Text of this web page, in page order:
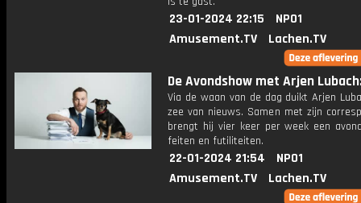
23-01-2024 22:15
NPO1
Amusement.TV
Lachen.TV
De Avondshow met Arjen
Via de waan van de dag duikt Arjen
zee van nieuws. Samen met zijn
brengt hij vier keer per week een
feiten en futiliteiten.
22-01-2024 21:54
NPO1
Amusement.TV
Lachen.TV